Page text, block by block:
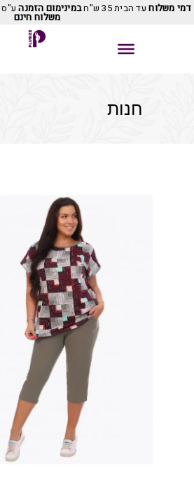
דמי משלוחעד הבית 35 ש"ח במינימום הזמנהע"ס 100 ש"ח. הזמנה מעל
משלוח חינם
חנות